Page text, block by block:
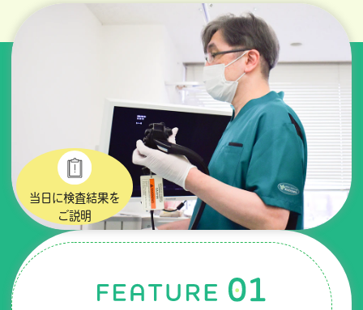
当日に検査結果を
ご説明